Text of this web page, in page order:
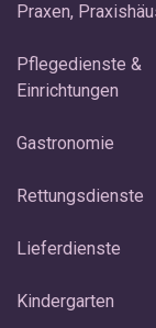
Praxen,
Pflegedienste &
Einrichtungen
Gastronomie
Rettungsdienste
Lieferdienste
Kindergarten